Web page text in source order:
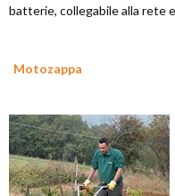
batterie, collegabile alla rete
Motozappa